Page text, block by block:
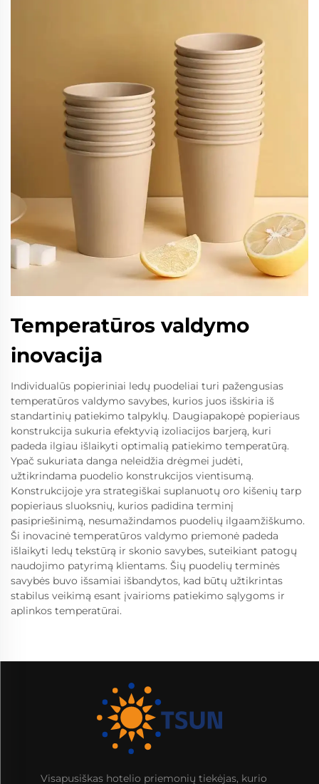
Temperatūros valdymo
inovacija
Individualūs popieriniai ledų puodeliai turi pažengusias
temperatūros valdymo savybes, kurios juos išskiria iš
standartinių patiekimo talpyklų. Daugiapakopė popieriaus
konstrukcija sukuria efektyvią izoliacijos barjerą, kuri
padeda ilgiau išlaikyti optimalią patiekimo temperatūrą.
Ypač sukuriata danga neleidžia drėgmei judėti,
užtikrindama puodelio konstrukcijos vientisumą.
Konstrukcijoje yra strategiškai suplanuotų oro kišenių tarp
popieriaus sluoksnių, kurios padidina terminį
pasipriešinimą, nesumažindamos puodelių ilgaamžiškumo.
Ši inovacinė temperatūros valdymo priemonė padeda
išlaikyti ledų tekstūrą ir skonio savybes, suteikiant patogų
naudojimo patyrimą klientams. Šių puodelių terminės
savybės buvo išsamiai išbandytos, kad būtų užtikrintas
stabilus veikimą esant įvairioms patiekimo sąlygoms ir
aplinkos temperatūrai.
Visapusiškas hotelio priemonių tiekėjas, kurio